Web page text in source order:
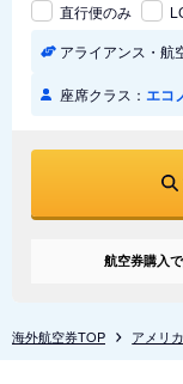
直行便のみ
アライアンス・航
座席クラス： エコ
航空券購入
海外航空券TOP アメリ